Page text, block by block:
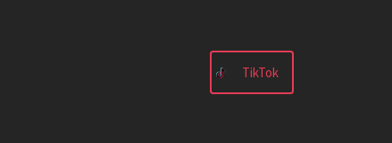
TikTok